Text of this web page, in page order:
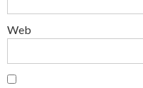
Web